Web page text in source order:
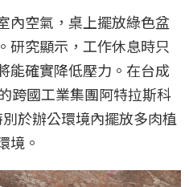
內空氣，桌上擺放綠色盆
研究顯示，工作休息時只
能確實降低壓力。在台成
跨國工業集團阿特拉斯科
於辦公環境內擺放多肉植
境。